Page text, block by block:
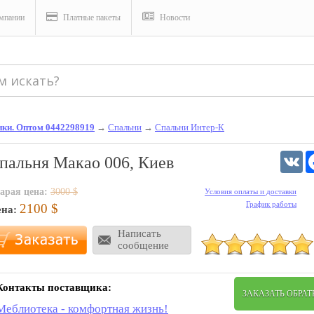
Платные пакеты Новости
Оптом 0442298919 → Спальни → Спальни Интер-К
Макао 006, Киев
цена: 3000$
2100 $
Написать
сообщение
Условия оплаты и доставки
График работы
поставщика:
- комфортная жизнь!
ЗАКАЗАТЬ